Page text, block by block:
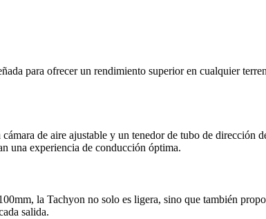
para ofrecer un rendimiento superior en cualquier
de aire ajustable y un tenedor de tubo de
una experiencia de conducción óptima.
la Tachyon no solo es ligera, sino que también
salida.